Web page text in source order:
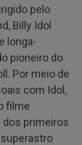
pelo
Billy Idol
longa-
pioneiro do
Por meio de
com Idol,
filme
dos primeiros